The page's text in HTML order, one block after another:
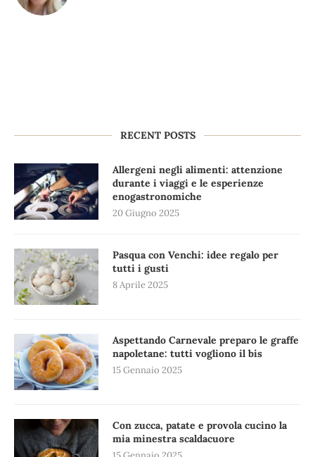
RECENT POSTS
Allergeni negli alimenti: attenzione
durante i viaggi e le esperienze
enogastronomiche
20 Giugno 2025
Pasqua con Venchi: idee regalo per
tutti i gusti
8 Aprile 2025
Aspettando Carnevale preparo le graffe
napoletane: tutti vogliono il bis
15 Gennaio 2025
Con zucca, patate e provola cucino la
mia minestra scaldacuore